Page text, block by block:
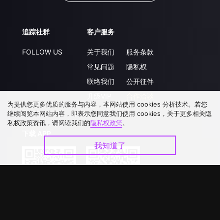
追踪社群
FOLLOW US
客户服务
关于我们
常见问题
联络我们
服务条款
隐私权
公开征件
为提供您更多优质的服务与内容，本网站使用 cookies 分析技术。若您
继续阅览本网站内容，即表示您同意我们使用 cookies，关于更多相关隐
私权政策资讯，请阅读我们的隐私权政策。
我知道了